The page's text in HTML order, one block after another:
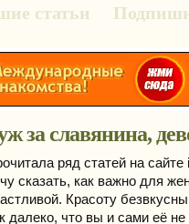
статьи
за славянина,
ряд статей на
сказать, как важно для
Красоту
далеко, что вы и сами её не